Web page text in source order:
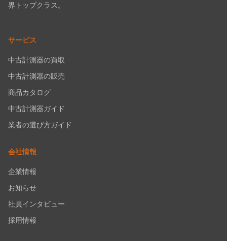
界トップクラス。
サービス
中古計測器の買取
中古計測器の販売
商品カタログ
中古計測器ガイド
業者の選び方ガイド
会社情報
企業情報
お知らせ
社員インタビュー
採用情報